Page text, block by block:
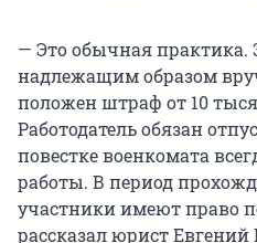
— Это обычная практика.
надлежащим образом
положен штраф от 10
Работодатель обязан
повестке военкомата
работы. В период
участники имеют право
рассказал юрист